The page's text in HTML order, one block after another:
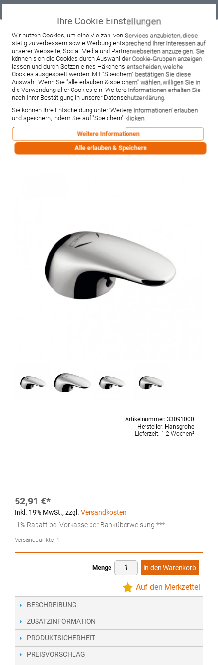
Beratung & Verkauf
+49 37467 66944
Montag - Freitag:
10:00 - 12:00 Uhr
13:00 - 16:00 Uhr
Samstag:
9:00 - 12:00 Uhr
Lieferzeitanfrage Widerruf
Hansgrohe Griff Talis E chrom
(33091000)
Artikelnummer: 33091000
Hersteller: Hansgrohe
Lieferzeit: 1-2 Wochen²
52,91 €
Inkl. 19% MwSt., zzgl. Versandkosten
-1% Rabatt bei Vorkasse per Banküberweisung ***
Versandpunkte: 1
Menge In den Warenkorb
Auf den Merkzettel
BESCHREIBUNG
ZUSATZINFORMATION
PRODUKTSICHERHEIT
PREISVORSCHLAG
Ihre Cookie Einstellungen
Wir nutzen Cookies, um eine Vielzahl von Services anzubieten, diese
stetig zu verbessern sowie Werbung entsprechend Ihrer Interessen auf
unserer Webseite, Social Media und Partnerwebseiten anzuzeigen. Sie
können sich die Cookies durch Auswahl der Cookie-Gruppen anzeigen
lassen und durch Setzen eines Häkchens entscheiden, welche
Cookies ausgespielt werden. Mit "Speichern" bestätigen Sie diese
Auswahl. Wenn Sie "alle erlauben & speichern" wählen, willigen Sie in
die Verwendung aller Cookies ein. Weitere Informationen erhalten Sie
nach Ihrer Bestätigung in unserer Datenschutzerklärung.
Sie können Ihre Entscheidung unter 'Weitere Informationen' erlauben
und speichern, indem Sie auf "Speichern" klicken.
Weitere Informationen
Alle erlauben & Speichern